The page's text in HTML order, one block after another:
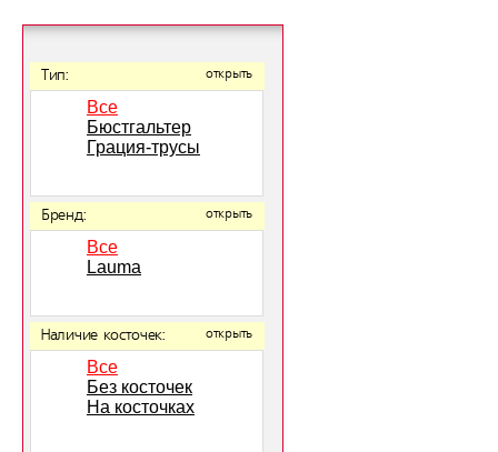
Тип: открыть
Все
Бюстгальтер
Грация-трусы
Бренд: открыть
Все
Lauma
Наличие косточек: открыть
Все
Без косточек
На косточках